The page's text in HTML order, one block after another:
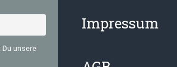
unsere
Impressum